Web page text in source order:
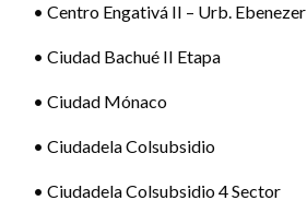
• Centro Engativá II – Urb. Ebenezer
• Ciudad Bachué II Etapa
• Ciudad Mónaco
• Ciudadela Colsubsidio
• Ciudadela Colsubsidio 4 Sector